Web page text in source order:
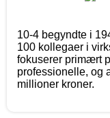
10-4 begyndte i
100 kollegaer i
fokuserer primært
professionelle, og
millioner kroner.